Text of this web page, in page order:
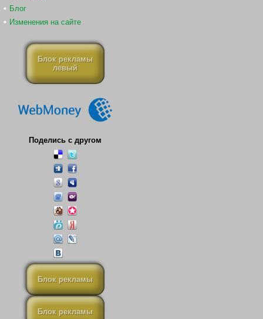
Блог
Изменения на сайте
Блок рекламы
левый
Поделись с другом
Блок рекламы
Блок рекламы